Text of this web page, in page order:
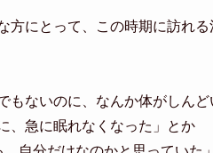
方にとって、この時期に訪れ
もないのに、なんか体がしん
、急に眠れなくなった」とか